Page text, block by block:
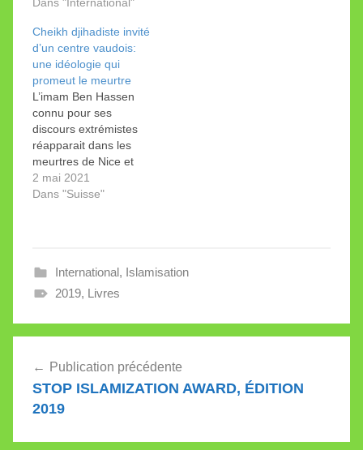
Une brochettes de nos
extrémistes: Mohamed
Karmous, Youssef
Ibram, Hani Ramadan,
Nicolas Blancho, Tariq
Ramadan. Les Frères
Musulmans imprègnent
profondément les
associations islamiques
de Suisse romande et
du…
Cheikh djihadiste invité
d’un centre vaudois:
une idéologie qui
promeut le meurtre
L’imam Ben Hassen
connu pour ses
discours extrémistes
réapparait dans les
meurtres de Nice et
Rambouillet. Comme je
l’avais indiqué dans un
2015 et 2018 l’imam
Béchir Ben Hassen qui
France pour son
approbation…
2 mai 2021
Dans "Suisse"
International, Islamisation
2019, Livres
de
l’article
Publication précédente
STOP ISLAMIZATION AWARD, ÉDITION
2019